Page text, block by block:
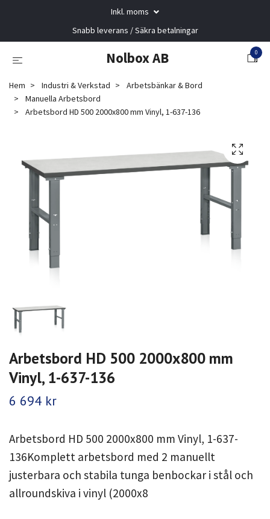
Inkl. moms
Snabb leverans / Säkra betalningar
Nolbox AB 0
Hem Industri & Verkstad
Arbetsbänkar & Bord
Manuella Arbetsbord
Arbetsbord HD 500 2000x800 mm Vinyl, 1-637-136
Arbetsbord HD 500 2000x800 mm
Vinyl, 1-637-136
6 694 kr
Arbetsbord HD 500 2000x800 mm Vinyl, 1-637-
136Komplett arbetsbord med 2 manuellt
justerbara och stabila tunga benbockar i stål och
allroundskiva i vinyl (2000x8